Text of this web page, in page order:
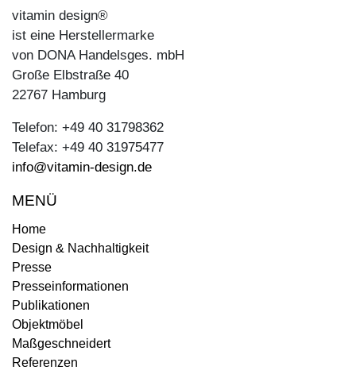
vitamin design®
ist eine Herstellermarke
von DONA Handelsges. mbH
Große Elbstraße 40
22767 Hamburg
Telefon: +49 40 31798362
Telefax: +49 40 31975477
info@vitamin-design.de
MENÜ
Home
Design & Nachhaltigkeit
Presse
Presseinformationen
Publikationen
Objektmöbel
Maßgeschneidert
Referenzen